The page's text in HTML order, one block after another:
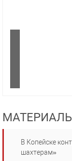
В Копейске
шахтерам»